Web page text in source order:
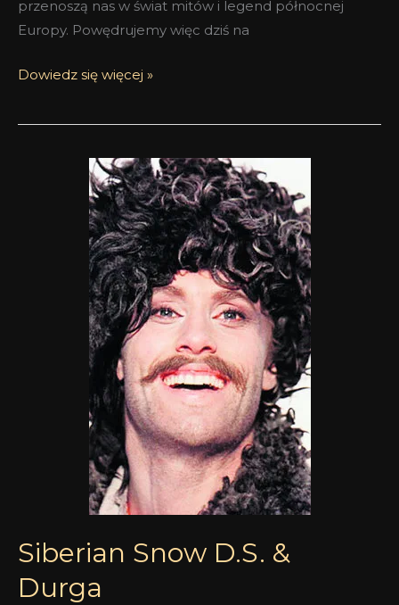
przenoszą nas w świat mitów i legend północnej
Europy. Powędrujemy więc dziś na
Dowiedz się więcej »
Siberian Snow D.S. &
Durga